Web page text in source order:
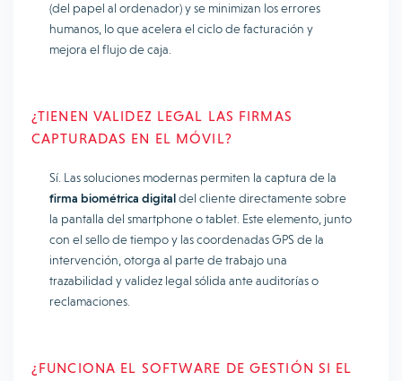
(del papel al ordenador) y se minimizan los errores
humanos, lo que acelera el ciclo de facturación y
mejora el flujo de caja.
¿TIENEN VALIDEZ LEGAL LAS FIRMAS
CAPTURADAS EN EL MÓVIL?
Sí. Las soluciones modernas permiten la captura de la
firma biométrica digitaldel cliente directamente sobre
la pantalla del smartphone o tablet. Este elemento, junto
con el sello de tiempo y las coordenadas GPS de la
intervención, otorga al parte de trabajo una
trazabilidad y validez legal sólida ante auditorías o
reclamaciones.
¿FUNCIONA EL SOFTWARE DE GESTIÓN SI EL